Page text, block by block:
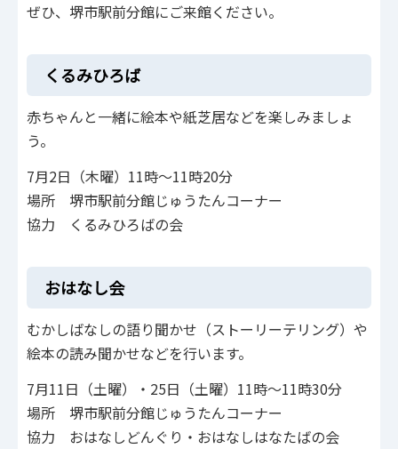
ぜひ、堺市駅前分館にご来館ください。
くるみひろば
赤ちゃんと一緒に絵本や紙芝居などを楽しみましょ
う。
7月2日（木曜）11時～11時20分
場所 堺市駅前分館じゅうたんコーナー
協力 くるみひろばの会
おはなし会
むかしばなしの語り聞かせ（ストーリーテリング）や
絵本の読み聞かせなどを行います。
7月11日（土曜）・25日（土曜）11時～11時30分
場所 堺市駅前分館じゅうたんコーナー
協力 おはなしどんぐり・おはなしはなたばの会